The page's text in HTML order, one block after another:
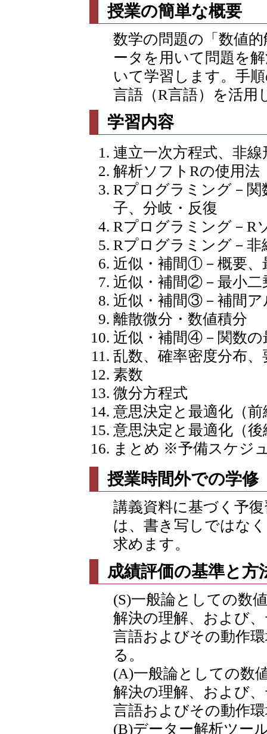
授業の簡単な概要
数学の問題の「数値
ータを用いて問題を
いて学習します。手
言語（R言語）を活用
学習内容
連立一次方程式、非線
解析ソフトRの使用法
Rプログラミング－関
子、分岐・反復
Rプログラミング－R
Rプログラミング－非
近似・補間①－概要、
近似・補間②－最小
近似・補間③－補間ア
離散微分・数値積分
近似・補間④－関数の
乱数、確率密度分布、
素数
微分方程式
意思決定と最適化（前
意思決定と最適化（後
まとめ ※予備スケジ
授業時間外での学修
講義資料に基づく予
は、書き写しではな
求めます。
成績評価の基準と方
(S)一般論としての数
解決の理解、および
言語およびその動作
る。
(A)一般論としての数
解決の理解、および
言語およびその動作
(B)データー解析ツー